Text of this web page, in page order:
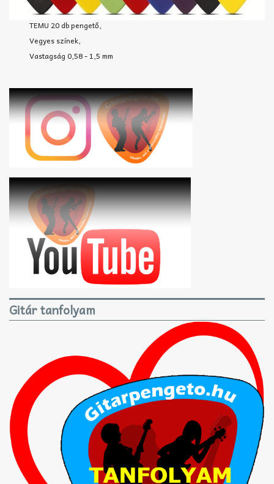
TEMU 20 db pengető,
Vegyes színek,
Vastagság 0,58 - 1,5 mm
Gitár tanfolyam